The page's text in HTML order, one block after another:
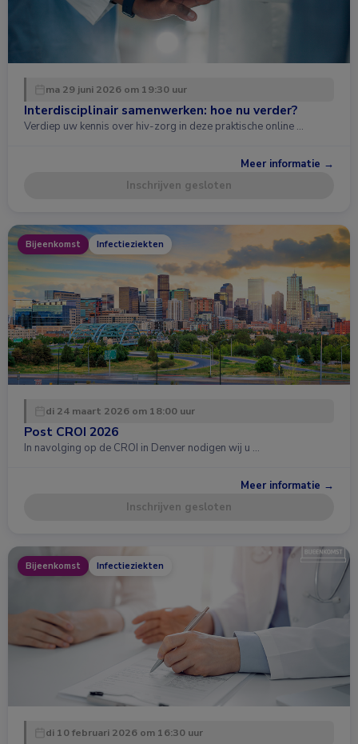
ma 29 juni 2026 om 19:30 uur
Interdisciplinair samenwerken: hoe nu verder?
Verdiep uw kennis over hiv-zorg in deze praktische online …
Meer informatie →
Inschrijven gesloten
Bijeenkomst Infectieziekten
di 24 maart 2026 om 18:00 uur
Post CROI 2026
In navolging op de CROI in Denver nodigen wij u …
Meer informatie →
Inschrijven gesloten
Bijeenkomst Infectieziekten
di 10 februari 2026 om 16:30 uur